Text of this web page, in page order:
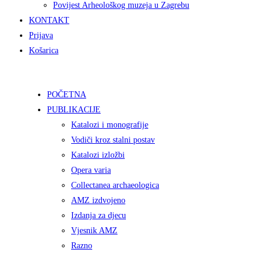
Povijest Arheološkog muzeja u Zagrebu
KONTAKT
Prijava
Košarica
POČETNA
PUBLIKACIJE
Katalozi i monografije
Vodiči kroz stalni postav
Katalozi izložbi
Opera varia
Collectanea archaeologica
AMZ izdvojeno
Izdanja za djecu
Vjesnik AMZ
Razno